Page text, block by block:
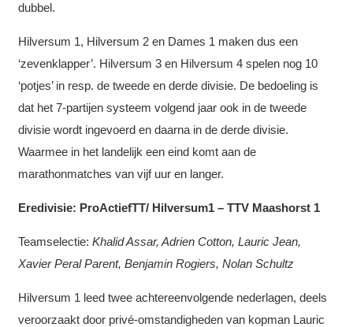
dubbel.
Hilversum 1, Hilversum 2 en Dames 1 maken dus een
‘zevenklapper’. Hilversum 3 en Hilversum 4 spelen nog 10
‘potjes’ in resp. de tweede en derde divisie. De bedoeling is
dat het 7-partijen systeem volgend jaar ook in de tweede
divisie wordt ingevoerd en daarna in de derde divisie.
Waarmee in het landelijk een eind komt aan de
marathonmatches van vijf uur en langer.
Eredivisie: ProActiefTT/ Hilversum1 – TTV Maashorst 1
Teamselectie: Khalid Assar, Adrien Cotton, Lauric Jean,
Xavier Peral Parent, Benjamin Rogiers, Nolan Schultz
Hilversum 1 leed twee achtereenvolgende nederlagen, deels
veroorzaakt door privé-omstandigheden van kopman Lauric